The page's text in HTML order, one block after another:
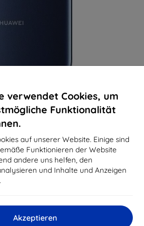
verwendet Cookies, um
Funktionalität
auf unserer Website. Einige sind
Funktionieren der Website
andere uns helfen, den
und Inhalte und Anzeigen
Akzeptieren